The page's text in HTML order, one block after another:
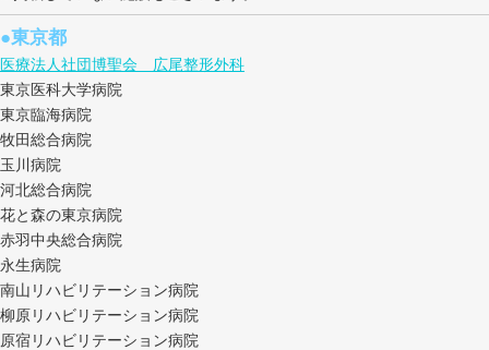
●東京都
医療法人社団博聖会 広尾整形外科
東京医科大学病院
東京臨海病院
牧田総合病院
玉川病院
河北総合病院
花と森の東京病院
赤羽中央総合病院
永生病院
南山リハビリテーション病院
柳原リハビリテーション病院
原宿リハビリテーション病院